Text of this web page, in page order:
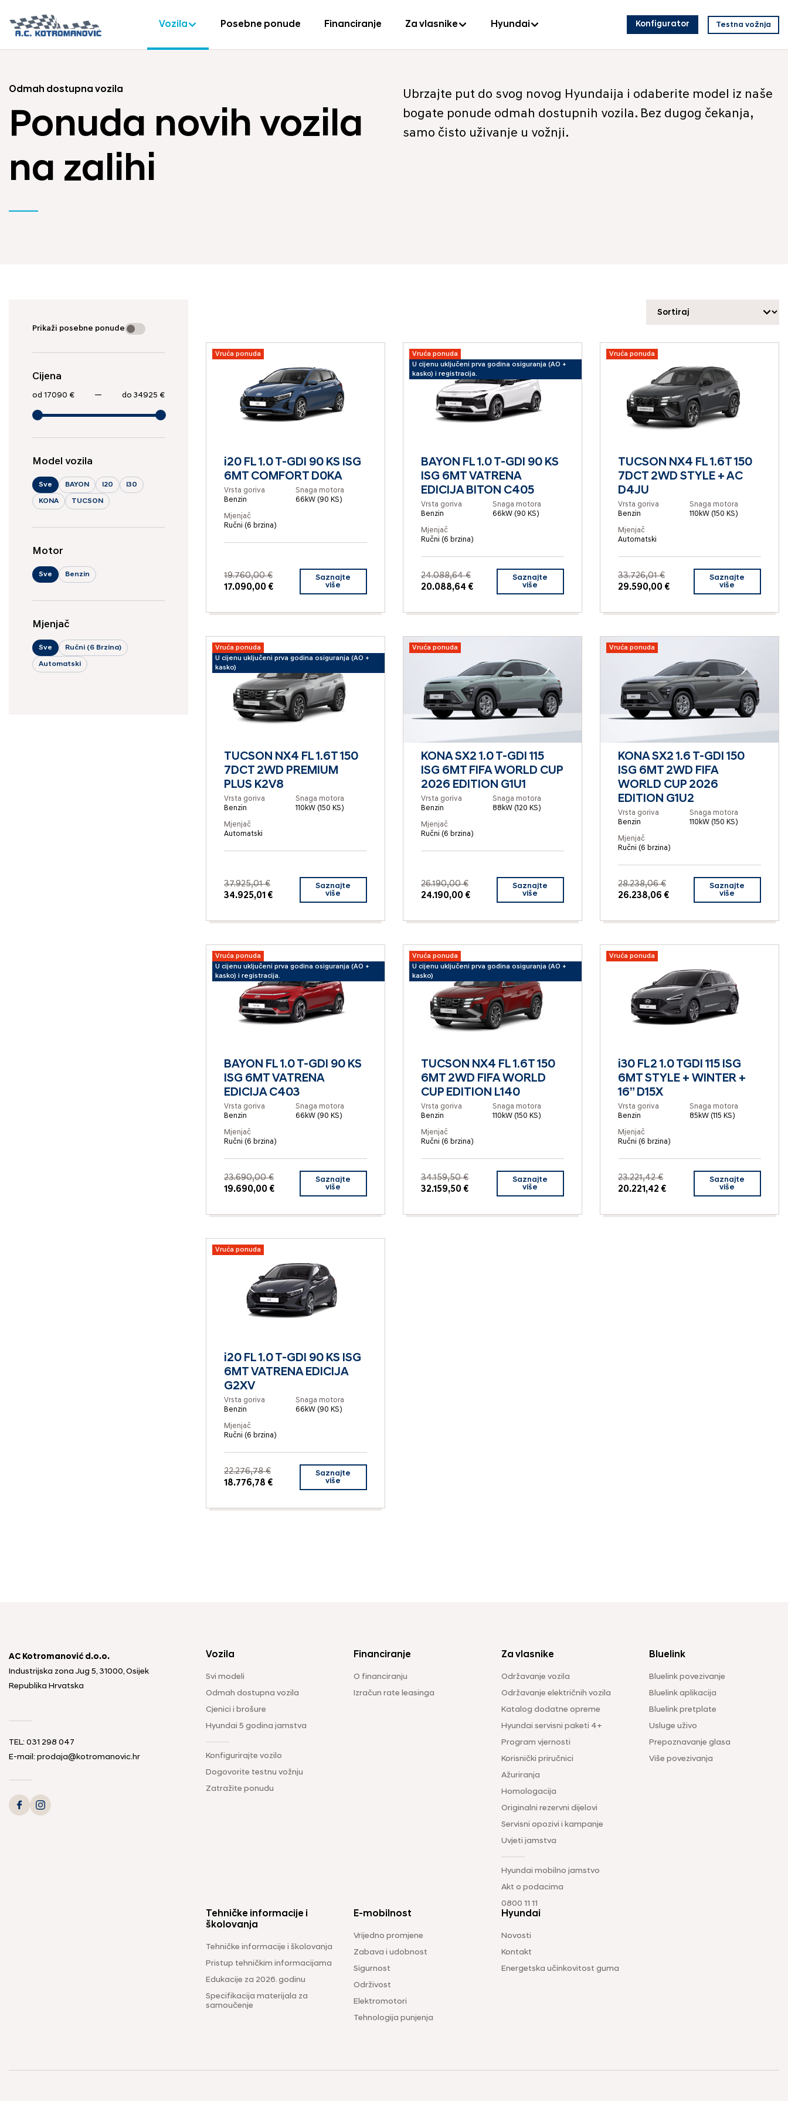
Vozila Posebne ponude Financiranje Za vlasnike Hyundai Konfigurator Testna vožnja
Odmah dostupna vozila
Ponuda novih vozila
na zalihi
Ubrzajte put do svog novog Hyundaija i odaberite model iz naše
bogate ponude odmah dostupnih vozila. Bez dugog čekanja,
samo čisto uživanje u vožnji.
Prikaži posebne ponude
Cijena
17090 € — 34925 €
Model vozila
Sve BAYON I20 I30
KONA TUCSON
Motor
Sve Benzin
Mjenjač
Sve Ručni (6 Brzina)
Automatski
Vruća ponuda
i20 FL 1.0 T-GDI 90 KS ISG
6MT COMFORT D0KA
Vrsta goriva
Benzin
Snaga motora
66kW (90 KS)
Mjenjač
Ručni (6 brzina)
19.760,00 €
17.090,00 €
Saznajte
više
Vruća ponuda
U cijenu uključeni prva godina osiguranja (AO +
kasko) i registracija.
BAYON FL 1.0 T-GDI 90 KS
ISG 6MT VATRENA
EDICIJA BITON C405
Vrsta goriva
Benzin
Snaga motora
66kW (90 KS)
Mjenjač
Ručni (6 brzina)
24.088,64 €
20.088,64 €
Saznajte
više
Vruća ponuda
TUCSON NX4 FL 1.6T 150
7DCT 2WD STYLE + AC
D4JU
Vrsta goriva
Benzin
Snaga motora
110kW (150 KS)
Mjenjač
Automatski
33.726,01 €
29.590,00 €
Saznajte
više
Vruća ponuda
U cijenu uključeni prva godina osiguranja (AO +
kasko)
TUCSON NX4 FL 1.6T 150
7DCT 2WD PREMIUM
PLUS K2V8
Vrsta goriva
Benzin
Snaga motora
110kW (150 KS)
Mjenjač
Automatski
37.925,01 €
34.925,01 €
Saznajte
više
Vruća ponuda
KONA SX2 1.0 T-GDI 115
ISG 6MT FIFA WORLD CUP
2026 EDITION G1U1
Vrsta goriva
Benzin
Snaga motora
88kW (120 KS)
Mjenjač
Ručni (6 brzina)
26.190,00 €
24.190,00 €
Saznajte
više
Vruća ponuda
KONA SX2 1.6 T-GDI 150
ISG 6MT 2WD FIFA
WORLD CUP 2026
EDITION G1U2
Vrsta goriva
Benzin
Snaga motora
110kW (150 KS)
Mjenjač
Ručni (6 brzina)
28.238,06 €
26.238,06 €
Saznajte
više
Vruća ponuda
U cijenu uključeni prva godina osiguranja (AO +
kasko) i registracija.
BAYON FL 1.0 T-GDI 90 KS
ISG 6MT VATRENA
EDICIJA C403
Vrsta goriva
Benzin
Snaga motora
66kW (90 KS)
Mjenjač
Ručni (6 brzina)
23.690,00 €
19.690,00 €
Saznajte
više
Vruća ponuda
U cijenu uključeni prva godina osiguranja (AO +
kasko)
TUCSON NX4 FL 1.6T 150
6MT 2WD FIFA WORLD
CUP EDITION L140
Vrsta goriva
Benzin
Snaga motora
110kW (150 KS)
Mjenjač
Ručni (6 brzina)
34.159,50 €
32.159,50 €
Saznajte
više
Vruća ponuda
i30 FL2 1.0 TGDI 115 ISG
6MT STYLE + WINTER +
16” D15X
Vrsta goriva
Benzin
Snaga motora
85kW (115 KS)
Mjenjač
Ručni (6 brzina)
23.221,42 €
20.221,42 €
Saznajte
više
Vruća ponuda
i20 FL 1.0 T-GDI 90 KS ISG
6MT VATRENA EDICIJA
G2XV
Vrsta goriva
Benzin
Snaga motora
66kW (90 KS)
Mjenjač
Ručni (6 brzina)
22.276,78 €
18.776,78 €
Saznajte
više
AC Kotromanović d.o.o.
Industrijska zona Jug 5, 31000, Osijek
Republika Hrvatska
TEL: 031 298 047
E-mail: prodaja@kotromanovic.hr
Vozila
Svi modeli
Odmah dostupna vozila
Cjenici i brošure
Hyundai 5 godina jamstva
Konfigurirajte vozilo
Dogovorite testnu vožnju
Zatražite ponudu
Financiranje
O financiranju
Izračun rate leasinga
Za vlasnike
Održavanje vozila
Održavanje električnih vozila
Katalog dodatne opreme
Hyundai servisni paketi 4+
Program vjernosti
Korisnički priručnici
Ažuriranja
Homologacija
Originalni rezervni dijelovi
Servisni opozivi i kampanje
Uvjeti jamstva
Hyundai mobilno jamstvo
Akt o podacima
0800 11 11
Bluelink
Bluelink povezivanje
Bluelink aplikacija
Bluelink pretplate
Usluge uživo
Prepoznavanje glasa
Više povezivanja
Tehničke informacije i
školovanja
Tehničke informacije i školovanja
Pristup tehničkim informacijama
Edukacije za 2026. godinu
Specifikacija materijala za
samoučenje
E-mobilnost
Vrijedno promjene
Zabava i udobnost
Sigurnost
Održivost
Elektromotori
Tehnologija punjenja
Hyundai
Novosti
Kontakt
Energetska učinkovitost guma